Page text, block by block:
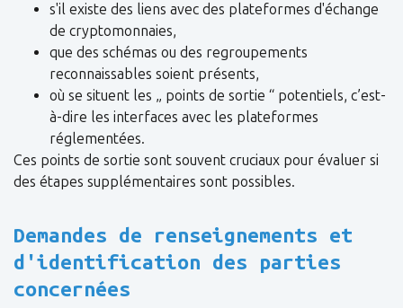
s'il existe des liens avec des plateformes d'échange
de cryptomonnaies,
que des schémas ou des regroupements
reconnaissables soient présents,
où se situent les „ points de sortie “ potentiels, c’est-
à-dire les interfaces avec les plateformes
réglementées.
Ces points de sortie sont souvent cruciaux pour évaluer si
des étapes supplémentaires sont possibles.
Demandes de renseignements et
d'identification des parties
concernées